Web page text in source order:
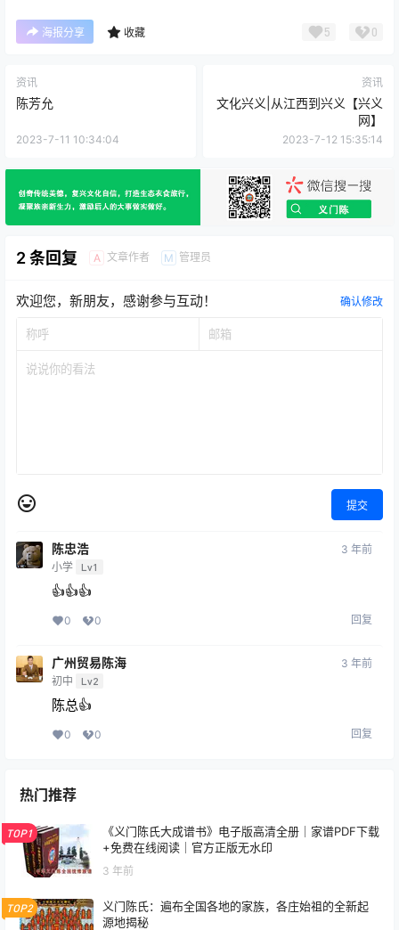
海报分享 收藏 5 0
资讯
陈芳允
2023-7-11 10:34:04
资讯
文化兴义|从江西到兴义【兴义
网】
2023-7-12 15:35:14
2 条回复 A 文章作者 M 管理员
欢迎您，新朋友，感谢参与互动！ 确认修改
提交
陈忠浩
小学 Lv1
3 年前
👍👍👍
0 0 回复
广州贸易陈海
初中 Lv2
3 年前
陈总👍
0 0 回复
热门推荐
TOP1
《义门陈氏大成谱书》电子版高清全册｜家谱PDF下载
+免费在线阅读｜官方正版无水印
3 年前
TOP2
义门陈氏：遍布全国各地的家族，各庄始祖的全新起
源地揭秘